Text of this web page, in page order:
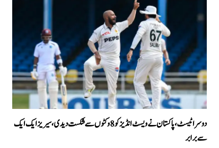
دوسرا ٹیسٹ، پاکستان نے ویسٹ انڈیز کو 8 وکٹوں سے شکست دیدی، سیریز ایک ایک
سے برابر